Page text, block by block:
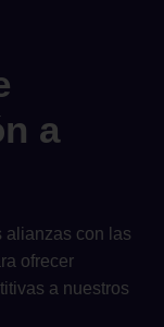
a
alianzas con las
ofrecer
a nuestros